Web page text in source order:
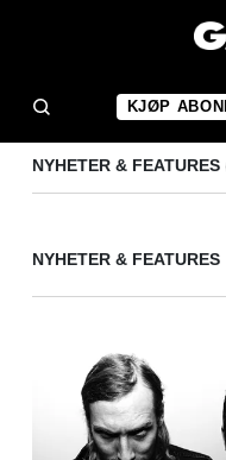
KJØP
NYHETER & FEATURES
NYHETER & FEATURES